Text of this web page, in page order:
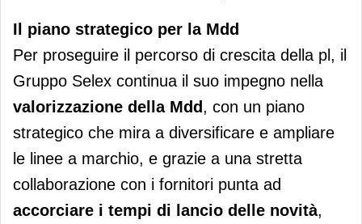
Il piano strategico per la Mdd
Per proseguire il percorso di crescita della pl, il
Gruppo Selex continua il suo impegno nella
valorizzazione della Mdd, con un piano
strategico che mira a diversificare e ampliare
le linee a marchio, e grazie a una stretta
collaborazione con i fornitori punta ad
accorciare i tempi di lancio delle novità,